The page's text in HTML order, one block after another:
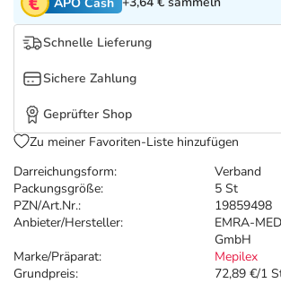
Tierapotheke
Vitamine & Mineralstoffe
Salus Deals
Darreichungsform:
Verband
Packungsgröße:
5 St
PZN/Art.Nr.:
19859498
Anbieter/Hersteller:
EMRA-
GmbH
Marke/Präparat:
Mepilex
Grundpreis:
72,89 €/1
Schnelle Lieferung
Sichere Zahlung
Geprüfter Shop
Zu meiner Favoriten-Liste hinzufügen